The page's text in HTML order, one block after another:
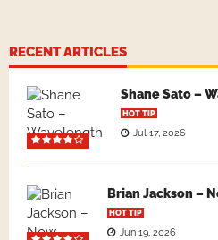
RECENT ARTICLES
Shane Sato –
HOT TIP
Jul 17, 2026
Brian Jackson –
HOT TIP
Jun 19, 2026